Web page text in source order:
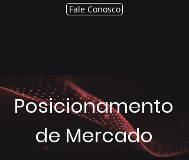
Fale Conosco
Posicionamento
de Mercado